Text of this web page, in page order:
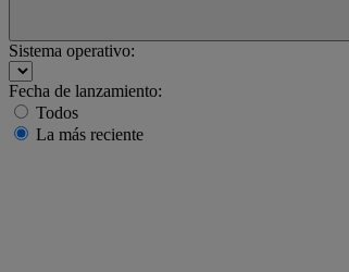
Sistema operativo:
Fecha de lanzamiento:
Todos
La más reciente